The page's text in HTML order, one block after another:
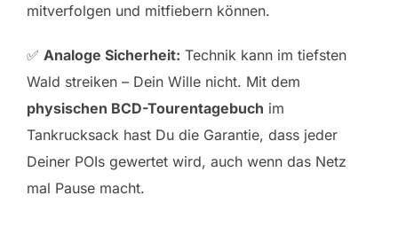
mitverfolgen und mitfiebern können.
✅ Analoge Sicherheit: Technik kann im tiefsten
Wald streiken – Dein Wille nicht. Mit dem
physischen BCD-Tourentagebuch im
Tankrucksack hast Du die Garantie, dass jeder
Deiner POIs gewertet wird, auch wenn das Netz
mal Pause macht.